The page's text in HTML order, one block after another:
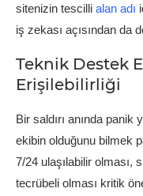
sitenizin tescilli alan adı
iş zekası açısından da
Teknik Destek
Erişilebilirliği
Bir saldırı anında
ekibin olduğunu bilmek
7/24 ulaşılabilir olması,
tecrübeli olması kritik